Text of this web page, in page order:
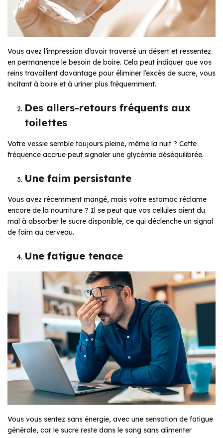
Vous avez l’impression d’avoir traversé un désert et ressentez
en permanence le besoin de boire. Cela peut indiquer que vos
reins travaillent davantage pour éliminer l’excès de sucre, vous
incitant à boire et à uriner plus fréquemment.
Des allers-retours fréquents aux
toilettes
Votre vessie semble toujours pleine, même la nuit ? Cette
fréquence accrue peut signaler une glycémie déséquilibrée.
Une faim persistante
Vous avez récemment mangé, mais votre estomac réclame
encore de la nourriture ? Il se peut que vos cellules aient du
mal à absorber le sucre disponible, ce qui déclenche un signal
de faim au cerveau.
Une fatigue tenace
Vous vous sentez sans énergie, avec une sensation de fatigue
générale, car le sucre reste dans le sang sans alimenter